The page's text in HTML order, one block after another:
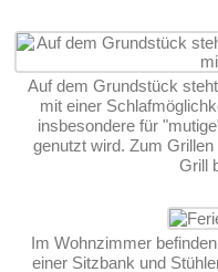
Auf dem Grundstück
mit einer
insbesondere für
genutzt wird. Zum
Grill
Im Wohnzimmer
einer Sitzbank und